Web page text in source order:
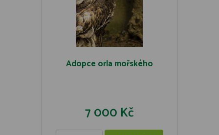
Adopce orla mořského
7 000 Kč